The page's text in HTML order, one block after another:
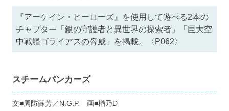
『アーケイン・ヒーローズ』を使用して遊べる2本の
チャプター「銀の守護者と異世界の探索者」「巨大空
中戦艦ゴライアスの脅威」を掲載。〈P062〉
スチームパンカーズ
文■周防蘇芳／N.G.P. 画■楢乃D